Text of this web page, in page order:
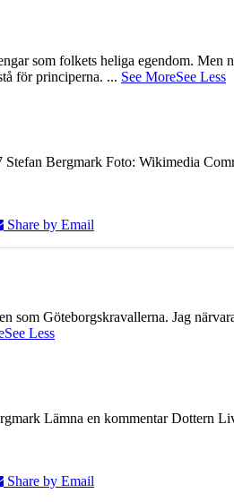
som folkets heliga egendom.
för principerna. ... See MoreSee Less
Bergmark Foto: Wikimedia
Share by Email
Göteborgskravallerna. Jag
See Less
Lämna en kommentar Dottern
Share by Email